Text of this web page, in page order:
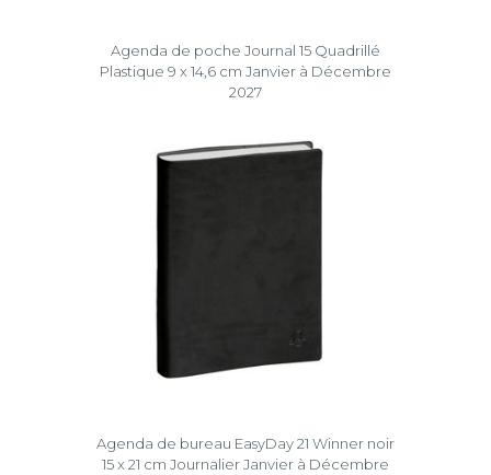
Agenda de poche Journal 15 Quadrillé
Plastique 9 x 14,6 cm Janvier à Décembre
2027
Agenda de bureau EasyDay 21 Winner noir
15 x 21 cm Journalier Janvier à Décembre